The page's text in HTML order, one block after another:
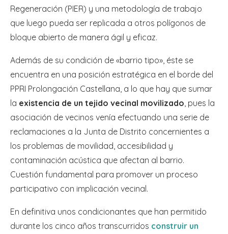
Regeneración (PIER) y una metodología de trabajo
que luego pueda ser replicada a otros polígonos de
bloque abierto de manera ágil y eficaz.
Además de su condición de «barrio tipo», éste se
encuentra en una posición estratégica en el borde del
PPRI Prolongación Castellana, a lo que hay que sumar
la existencia de un tejido vecinal movilizado , pues la
asociación de vecinos venía efectuando una serie de
reclamaciones a la Junta de Distrito concernientes a
los problemas de movilidad, accesibilidad y
contaminación acústica que afectan al barrio.
Cuestión fundamental para promover un proceso
participativo con implicación vecinal.
En definitiva unos condicionantes que han permitido
durante los cinco años transcurridos construir un